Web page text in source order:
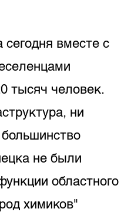
вместе с
тысяч человек.
ни
не были
областного
химиков"